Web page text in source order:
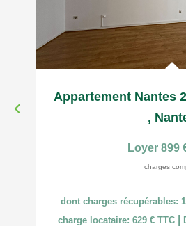
,
Loyer 899
charges
dont charges récupérables:
charge locataire: 629 € TTC